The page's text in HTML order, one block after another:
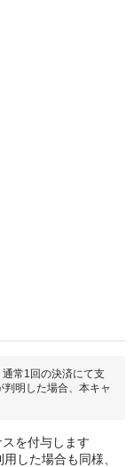
常1回の決済にて支
明した場合、本キャ
を付与します
した場合も同様、